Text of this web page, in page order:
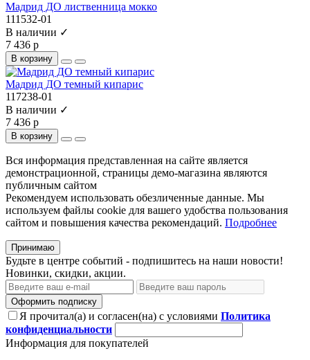
Мадрид ДО лиственница мокко
111532-01
В наличии ✓
7 436 р
В корзину
Мадрид ДО темный кипарис
117238-01
В наличии ✓
7 436 р
В корзину
Вся информация представленная на сайте является
демонстрационной, страницы демо-магазина являются
публичным сайтом
Рекомендуем использовать обезличенные данные. Мы
используем файлы cookie для вашего удобства пользования
сайтом и повышения качества рекомендаций. Подробнее
Принимаю
Будьте в центре событий - подпишитесь на наши новости!
Новинки, скидки, акции.
Оформить подписку
Я прочитал(а) и согласен(на) с условиями Политика
конфиденциальности
Информация для покупателей